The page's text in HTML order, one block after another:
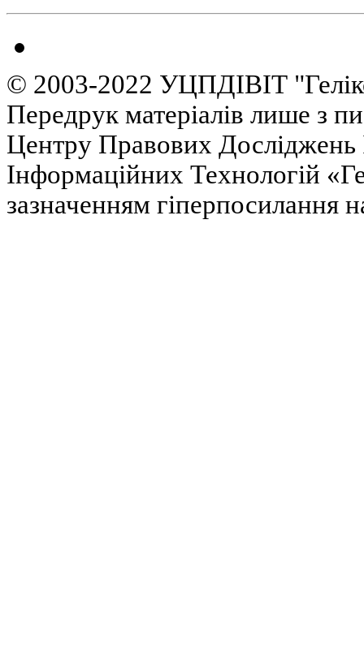
© 2003-2022 УЦПДІВІТ
Передрук матеріалів лише з
Центру Правових Досліджень
Інформаційних Технологій
зазначенням гіперпосилання